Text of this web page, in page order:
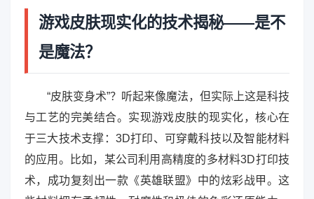
游戏皮肤现实化的技术揭秘——是不
是魔法？
“皮肤变身术”？听起来像魔法，但实际上这是科技
与工艺的完美结合。实现游戏皮肤的现实化，核心在
于三大技术支撑：3D打印、可穿戴科技以及智能材料
的应用。比如，某公司利用高精度的多材料3D打印技
术，成功复刻出一款《英雄联盟》中的炫彩战甲。这